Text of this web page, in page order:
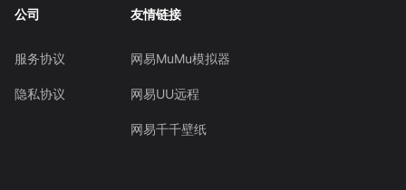
公司
服务协议
隐私协议
友情链接
网易MuMu模拟器
网易UU远程
网易千千壁纸